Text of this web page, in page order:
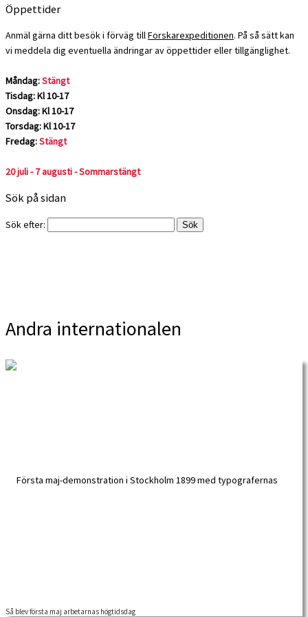
Öppettider
Anmäl gärna ditt besök i förväg tillForskarexpeditionen. På så sätt kan
vi meddela dig eventuella ändringar av öppettider eller tillgänglighet.
Måndag:Stängt
Tisdag: Kl 10-17
Onsdag: Kl 10-17
Torsdag: Kl 10-17
Fredag:Stängt
20 juli - 7 augusti - Sommarstängt
Sök på sidan
Sök efter:
Andra internationalen
Så blev första maj arbetarnas högtidsdag